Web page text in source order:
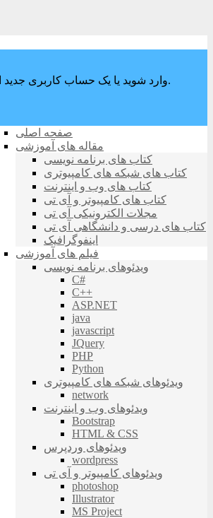
وارد شوید یا یک حساب کاربری جدید ایجاد کنید.
صفحه اصلی
مقاله های آموزشی
کتاب های برنامه نویسی
کتاب های شبکه های کامپیوتری
کتاب های وب و اینترنت
کتاب های کامپیوتر و آی تی
مجلات الکترونیکی آی تی
کتاب های درسی و دانشگاهی آی تی
اینفوگرافیک
فیلم های آموزشی
ویدئوهای برنامه نویسی
C#
C++
ASP.NET
java
javascript
JQuery
PHP
Python
ویدئوهای شبکه های کامپیوتری
network
ویدئوهای وب و اینترنت
Bootstrap
HTML & CSS
ویدئوهای وردپرس
wordpress
ویدئوهای کامپیوتر و آی تی
photoshop
Illustrator
MS Project